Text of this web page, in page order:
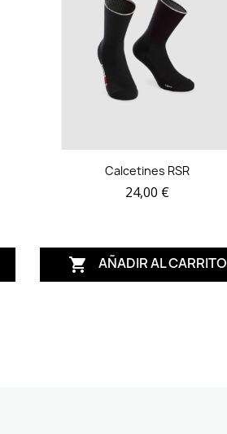
Calcetines RSR
24,00 €
 AÑADIR AL CARRITO